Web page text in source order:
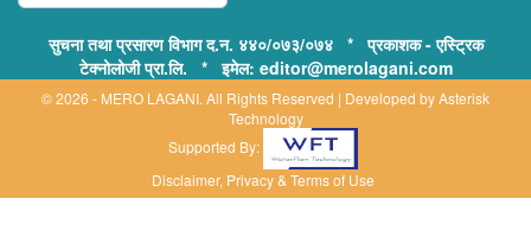
सुचना तथा प्रसारण विभाग द.न. ४४०/०७३/०७४ * प्रकाशक - एस्ट्रिक
टेक्नोलोजी प्रा.लि. * इमेल: editor@merolagani.com
© 2026 - MERO LAGANI. All Rights Reserved | Developed byAsterisk
Technology
Supported By:
Disclaimer, Privacy & Terms of Use